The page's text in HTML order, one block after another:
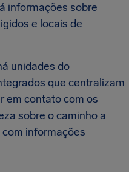
informações sobre
e locais de
unidades do
que centralizam
em contato com os
sobre o caminho a
informações